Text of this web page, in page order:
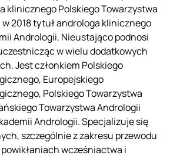
klinicznego Polskiego Towarzystwa
2018 tytuł androloga klinicznego
Andrologii. Nieustająco podnosi
w wielu dodatkowych
Jest członkiem Polskiego
Europejskiego
Polskiego Towarzystwa
Towarzystwa Andrologii
Andrologii. Specjalizuje się
szczególnie z zakresu przewodu
wcześniactwa i